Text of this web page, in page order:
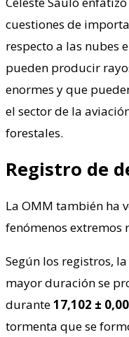
cuestiones de
respecto a las nubes
pueden producir
enormes y que
el sector de la
forestales.
Registro de
La OMM también ha
fenómenos extremos
Según los registros,
mayor duración se
durante17,102 ±
tormenta que se